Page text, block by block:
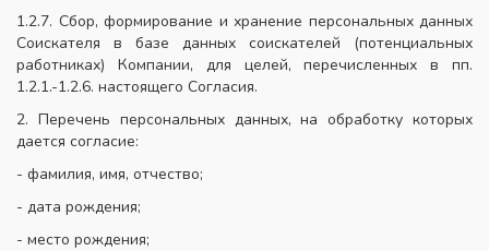
1.2.7. Сбор, формирование и хранение персональных данных
Соискателя в базе данных соискателей (потенциальных
работниках) Компании, для целей, перечисленных в пп.
1.2.1.-1.2.6. настоящего Согласия.
2. Перечень персональных данных, на обработку которых
дается согласие:
- фамилия, имя, отчество;
- дата рождения;
- место рождения;